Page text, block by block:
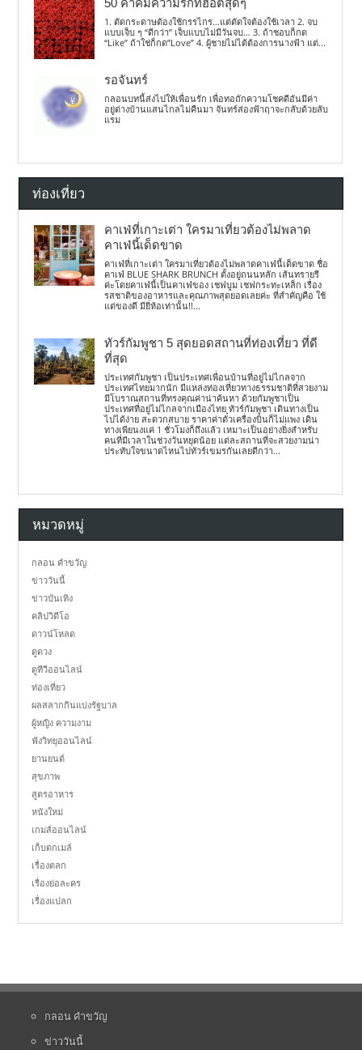
50 คำคมความรักที่ฮอตสุดๆ
1. ตัดกระดาษต้องใช้กรรไกร…แต่ตัดใจต้องใช้เวลา 2. จบ
แบบเจ็บ ๆ “ดีกว่า” เจ็บแบบไม่มีวันจบ… 3. ถ้าชอบก็กด
“Like” ถ้าใช่ก็กด”Love” 4. ผู้ชายไม่ได้ต้องการนางฟ้า แต่...
รอจันทร์
กลอนบทนี้ส่งไปให้เพื่อนรัก เพื่อทอถักความโชคดีอันมีค่า
อยู่ต่างบ้านแสนไกลไม่คืนมา จันทร์ส่องฟ้าฤาจะกลับด้วยลับ
แรม
ท่องเที่ยว
คาเฟ่ที่เกาะเต่า ใครมาเที่ยวต้องไม่พลาด
คาเฟ่นี้เด็ดขาด
คาเฟ่ที่เกาะเต่า ใครมาเที่ยวต้องไม่พลาดคาเฟ่นี้เด็ดขาด ชื่อ
คาเฟ่ BLUE SHARK BRUNCH ตั้งอยู่ถนนหลัก เส้นทรายรี
ค่ะโดยคาเฟ่นี้เป็นคาเฟ่ของ เชฟบูม เชฟกระทะเหล็ก เรื่อง
รสชาติของอาหารและคุณภาพสุดยอดเลยค่ะ ที่สำคัญคือ ใช้
แต่ของดี มียี่ห้อเท่านั้น!!...
ทัวร์กัมพูชา 5 สุดยอดสถานที่ท่องเที่ยว ที่ดี
ที่สุด
ประเทศกัมพูชา เป็นประเทศเพื่อนบ้านที่อยู่ไม่ไกลจาก
ประเทศไทยมากนัก มีแหล่งท่องเที่ยวทางธรรมชาติที่สวยงาม
มีโบราณสถานที่ทรงคุณค่าน่าค้นหา ด้วยกัมพูชาเป็น
ประเทศที่อยู่ไม่ไกลจากเมืองไทย ทัวร์กัมพูชา เดินทางเป็น
ไปได้ง่าย สะดวกสบาย ราคาค่าตั๋วเครื่องบินก็ไม่แพง เดิน
ทางเพียนงแค่ 1 ชั่วโมงก็ถึงแล้ว เหมาะเป็นอย่างยิ่งสำหรับ
คนที่มีเวลาในช่วงวันหยุดน้อย แต่ละสถานที่จะสวยงามน่า
ประทับใจขนาดไหนไปทัวร์เขมรกันเลยดีกว่า...
หมวดหมู่
กลอน คำขวัญ
ข่าววันนี้
ข่าวบันเทิง
คลิปวิดีโอ
ดาวน์โหลด
ดูดวง
ดูทีวีออนไลน์
ท่องเที่ยว
ผลสลากกินแบ่งรัฐบาล
ผู้หญิง ความงาม
ฟังวิทยุออนไลน์
ยานยนต์
สุขภาพ
สูตรอาหาร
หนังใหม่
เกมส์ออนไลน์
เก็บตกเมล์
เรื่องตลก
เรื่องย่อละคร
เรื่องแปลก
กลอน คำขวัญ
ข่าววันนี้